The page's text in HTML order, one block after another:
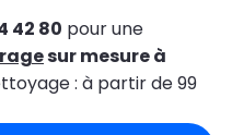
42 80 pour une
sur mesure à
: à partir de 99